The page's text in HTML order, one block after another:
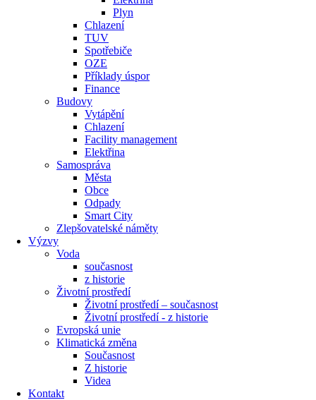
Plyn
Chlazení
TUV
Spotřebiče
OZE
Příklady úspor
Finance
Budovy
Vytápění
Chlazení
Facility management
Elektřina
Samospráva
Města
Obce
Odpady
Smart City
Zlepšovatelské náměty
Výzvy
Voda
současnost
z historie
Životní prostředí
Životní prostředí – současnost
Životní prostředí ​- z historie
Evropská unie
Klimatická změna
Současnost
Z historie
Videa
Kontakt